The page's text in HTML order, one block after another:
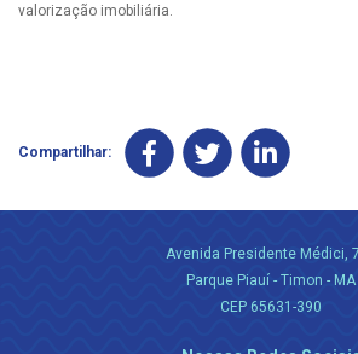
valorização imobiliária.
Compartilhar:
Avenida Presidente Médici,
Parque Piauí - Timon - MA
CEP 65631-390